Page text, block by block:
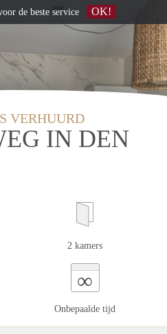
VERHUURD
IN DEN
2 kamers
∞
Onbepaalde tijd
de beste service OK!